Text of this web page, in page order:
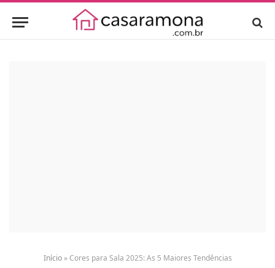
Início»Cores para Sala 2025: As 5 Maiores Tendências